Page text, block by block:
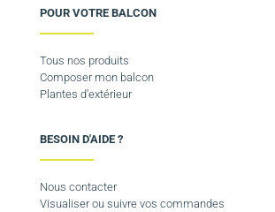
POUR VOTRE BALCON
Tous nos produits
Composer mon balcon
Plantes d’extérieur
BESOIN D'AIDE ?
Nous contacter
Visualiser ou suivre vos commandes